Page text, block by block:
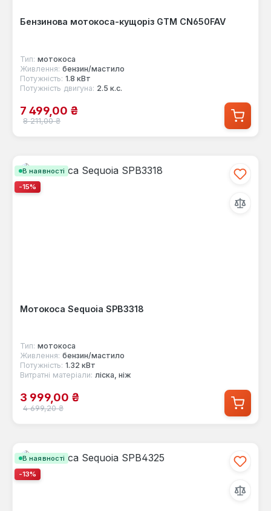
Бензинова мотокоса-кущоріз GTM CN650FAV
Тип: мотокоса
Живлення: бензин/мастило
Потужність: 1.8 кВт
Потужність двигуна: 2.5 к.с.
Ціна продажу:
7 499,00 ₴
Звичайна ціна:
8 211,00 ₴
В наявності
-15%
Мотокоса Sequoia SPB3318
Тип: мотокоса
Живлення: бензин/мастило
Потужність: 1.32 кВт
Витратні матеріали: ліска, ніж
Ціна продажу:
3 999,00 ₴
Звичайна ціна:
4 699,20 ₴
В наявності
-13%